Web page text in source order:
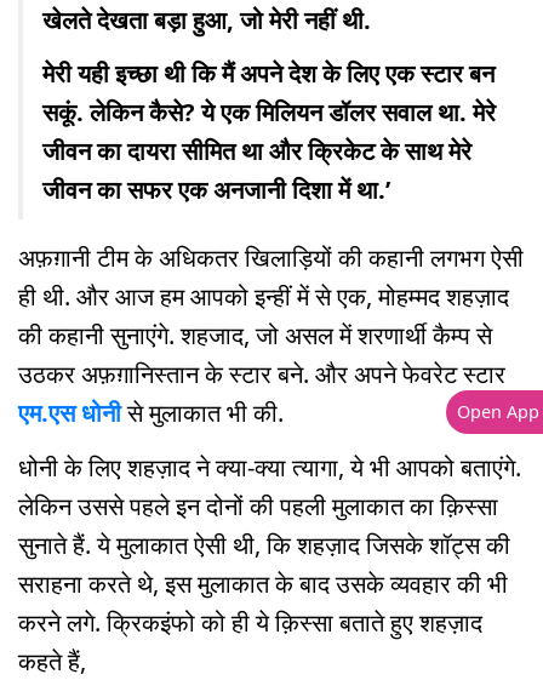
खेलते देखता बड़ा हुआ, जो मेरी नहीं थी.
मेरी यही इच्छा थी कि मैं अपने देश के लिए एक स्टार बन
सकूं. लेकिन कैसे? ये एक मिलियन डॉलर सवाल था. मेरे
जीवन का दायरा सीमित था और क्रिकेट के साथ मेरे
जीवन का सफर एक अनजानी दिशा में था.’
अफ़ग़ानी टीम के अधिकतर खिलाड़ियों की कहानी लगभग ऐसी
ही थी. और आज हम आपको इन्हीं में से एक, मोहम्मद शहज़ाद
की कहानी सुनाएंगे. शहजाद, जो असल में शरणार्थी कैम्प से
उठकर अफ़ग़ानिस्तान के स्टार बने. और अपने फेवरेट स्टार
एम.एस धोनीसे मुलाकात भी की.
धोनी के लिए शहज़ाद ने क्या-क्या त्यागा, ये भी आपको बताएंगे.
लेकिन उससे पहले इन दोनों की पहली मुलाकात का क़िस्सा
सुनाते हैं. ये मुलाकात ऐसी थी, कि शहज़ाद जिसके शॉट्स की
सराहना करते थे, इस मुलाकात के बाद उसके व्यवहार की भी
करने लगे. क्रिकइंफो को ही ये क़िस्सा बताते हुए शहज़ाद
कहते हैं,
Open App